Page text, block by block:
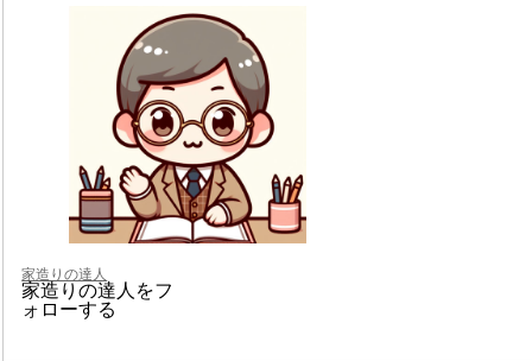
家造りの達人
家造りの達人をフ
ォローする